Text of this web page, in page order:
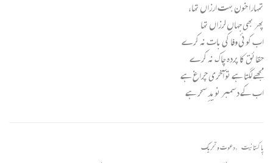
تمہارا خون بہت ارزاں تھا،
پھر بھی جہاں لرزاں تھا
اب کوئی وفا کی بات نہ کرے
حقائق کا پردہ چاک نہ کرے
مجھے لگتا ہے تو آخری چراغ ہے
اب کے دسمبر نویدِ سحر ہے
پاکستانیت ,دعوت و تحریک